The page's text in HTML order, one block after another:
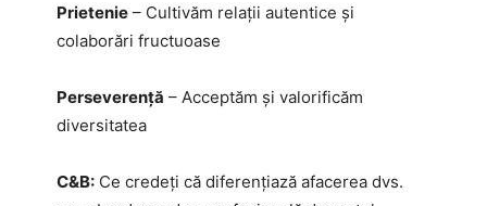
Prietenie – Cultivăm relații autentice și
colaborări fructuoase
Perseverență – Acceptăm și valorificăm
diversitatea
C&B: Ce credeți că diferențiază afacerea dvs.